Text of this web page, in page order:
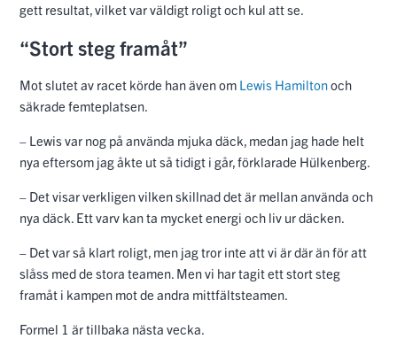
gett resultat, vilket var väldigt roligt och kul att se.
“Stort steg framåt”
Mot slutet av racet körde han även om Lewis Hamiltonoch
säkrade femteplatsen.
– Lewis var nog på använda mjuka däck, medan jag hade helt
nya eftersom jag åkte ut så tidigt i går, förklarade Hülkenberg.
– Det visar verkligen vilken skillnad det är mellan använda och
nya däck. Ett varv kan ta mycket energi och liv ur däcken.
– Det var så klart roligt, men jag tror inte att vi är där än för att
slåss med de stora teamen. Men vi har tagit ett stort steg
framåt i kampen mot de andra mittfältsteamen.
Formel 1 är tillbaka nästa vecka.